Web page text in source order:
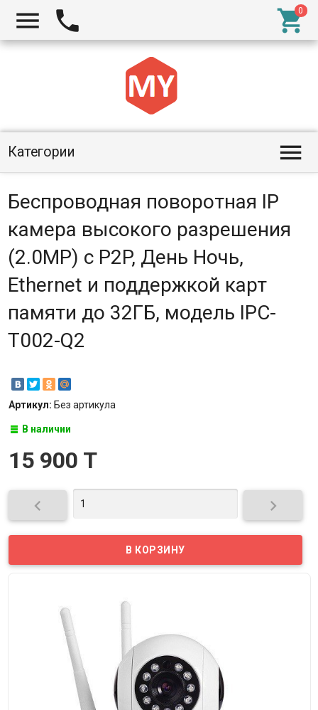
  
Категории 
Беспроводная поворотная IP
камера высокого разрешения
(2.0MP) с P2P, День Ночь,
Ethernet и поддержкой карт
памяти до 32ГБ, модель IPC-
T002-Q2
Артикул: Без артикула
В наличии
15 900 T
 